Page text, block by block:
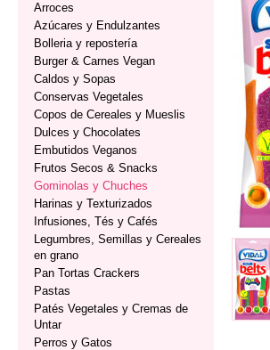
Arroces
Azúcares y Endulzantes
Bolleria y repostería
Burger & Carnes Vegan
Caldos y Sopas
Conservas Vegetales
Copos de Cereales y Mueslis
Dulces y Chocolates
Embutidos Veganos
Frutos Secos & Snacks
Gominolas y Chuches
Harinas y Texturizados
Infusiones, Tés y Cafés
Legumbres, Semillas y Cereales
en grano
Pan Tortas Crackers
Pastas
Patés Vegetales y Cremas de
Untar
Perros y Gatos